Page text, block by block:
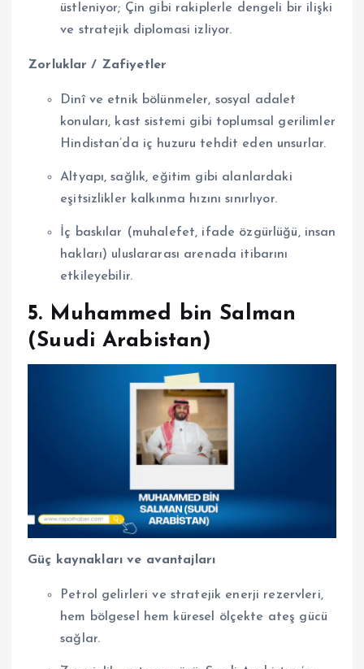
üstleniyor; Çin gibi rakiplerle dengeli bir ilişki
ve stratejik diplomasi izliyor.
Zorluklar / Zafiyetler
Dinî ve etnik bölünmeler, sosyal adalet
konuları, kast sistemi gibi toplumsal gerilimler
Hindistan’da iç huzuru tehdit eden unsurlar.
Altyapı, sağlık, eğitim gibi alanlardaki
eşitsizlikler kalkınma hızını sınırlıyor.
İç baskılar (muhalefet, ifade özgürlüğü, insan
hakları) uluslararası arenada itibarını
etkileyebilir.
5. Muhammed bin Salman
(Suudi Arabistan)
Güç kaynakları ve avantajları
Petrol gelirleri ve stratejik enerji rezervleri,
hem bölgesel hem küresel ölçekte ateş gücü
sağlar.